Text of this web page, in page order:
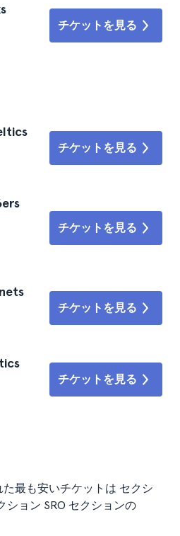
チケットを見る
チケットを見る
チケットを見る
チケットを見る
チケットを見る
最も安いチケットは セクシ
ション SRO セクションの